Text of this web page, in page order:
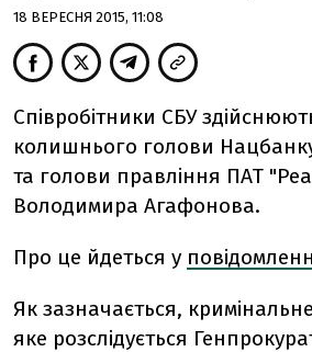
18 ВЕРЕСНЯ 2015, 11:08
Співробітники СБУ
колишнього голови
та голови правління ПАТ
Володимира Агафонова.
Про це йдеться у
Як зазначається,
яке розслідується